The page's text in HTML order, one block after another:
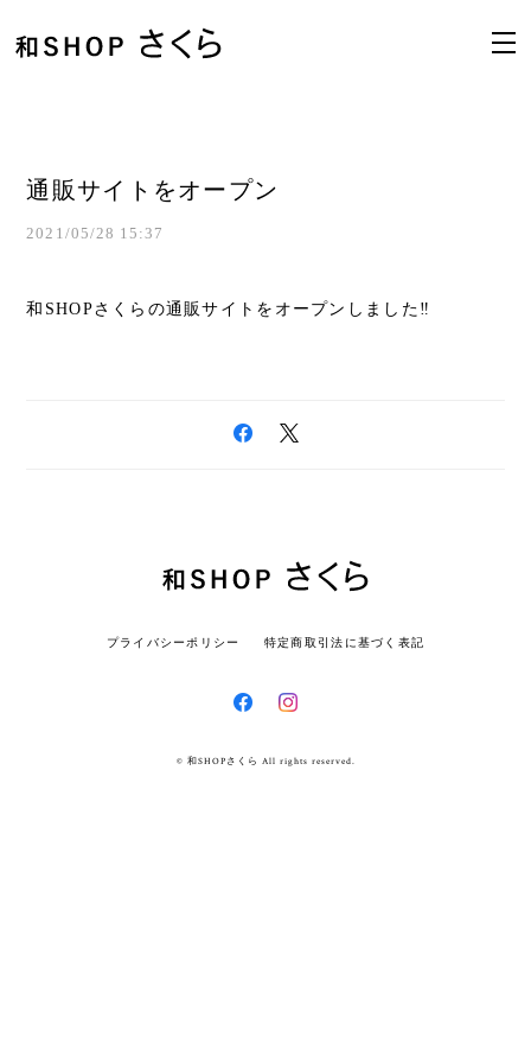
通販サイトをオープン
2021/05/28 15:37
和SHOPさくらの通販サイトをオープンしました‼︎
プライバシーポリシー 特定商取引法に基づく表記
© 和SHOPさくら All rights reserved.